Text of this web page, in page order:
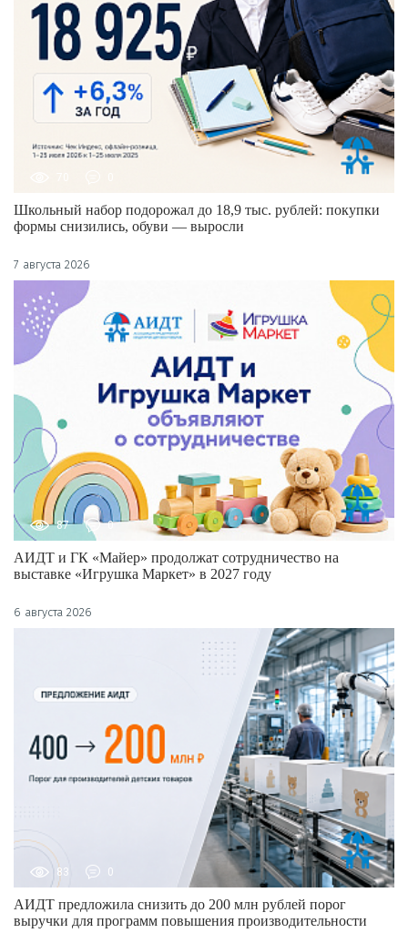
Школьный набор подорожал до 18,9 тыс. рублей: покупки
формы снизились, обуви — выросли
7 августа 2026
87 0
АИДТ и ГК «Майер» продолжат сотрудничество на
выставке «Игрушка Маркет» в 2027 году
6 августа 2026
83 0
АИДТ предложила снизить до 200 млн рублей порог
выручки для программ повышения производительности